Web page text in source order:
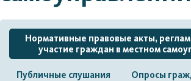
Нормативные правовые акты,
участие граждан в местном
Публичные слушания Опросы